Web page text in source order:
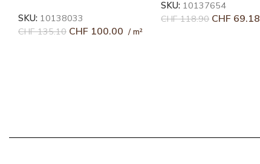
SKU: 10137638
CHF136.20 CHF100.70
SKU:10137635